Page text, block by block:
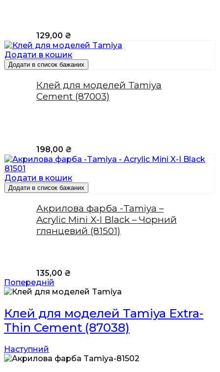
129,00 ₴
Додати в кошик
Додати в список бажаних
Клей для моделей Tamiya
Cement (87003)
198,00 ₴
Додати в кошик
Додати в список бажаних
Акрилова фарба -Tamiya –
Acrylic Mini X-I Black – Чорний
глянцевий (81501)
135,00 ₴
Попередній
Клей для моделей Tamiya Extra-
Thin Cement (87038)
Наступний